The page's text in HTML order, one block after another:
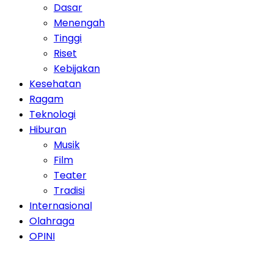
Dasar
Menengah
Tinggi
Riset
Kebijakan
Kesehatan
Ragam
Teknologi
Hiburan
Musik
Film
Teater
Tradisi
Internasional
Olahraga
OPINI